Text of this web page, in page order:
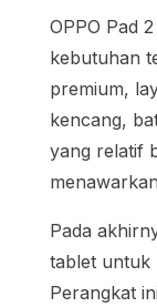
OPPO Pad
kebutuhan
premium,
kencang,
yang relatif
Pada
tablet untuk
Perangkat